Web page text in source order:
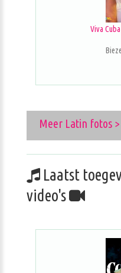
Viva
Meer Latin fotos >
Laatst
video's